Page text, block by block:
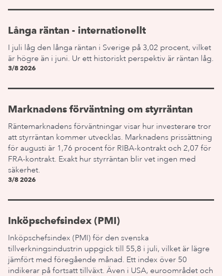
Långa räntan - internationellt
I juli låg den långa räntan i Sverige på 3,02 procent, vilket
är högre än i juni. Ur ett historiskt perspektiv är räntan låg.
3/8 2026
Marknadens förväntning om styrräntan
Räntemarknadens förväntningar visar hur investerare tror
att styrräntan kommer utvecklas. Marknadens prissättning
för augusti är 1,76 procent för RIBA-kontrakt och 2,07 för
FRA-kontrakt. Exakt hur styrräntan blir vet ingen med
säkerhet.
3/8 2026
Inköpschefsindex (PMI)
Inköpschefsindex (PMI) för den svenska
tillverkningsindustrin uppgick till 55,8 i juli, vilket är lägre
jämfört med föregående månad. Ett index över 50
indikerar på fortsatt tillväxt. Även i USA, euroområdet och